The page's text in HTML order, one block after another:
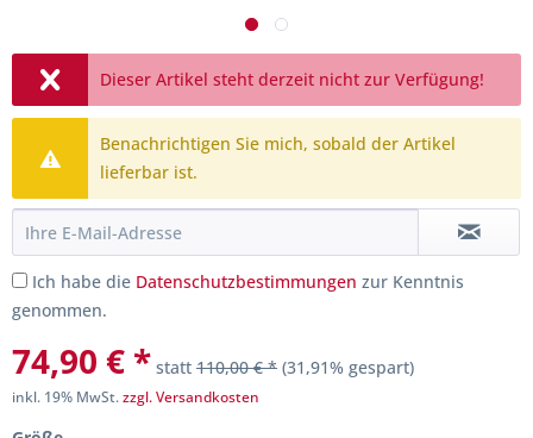
Dieser Artikel steht derzeit nicht zur Verfügung!
Benachrichtigen Sie mich, sobald der Artikel
lieferbar ist.
Ich habe die Datenschutzbestimmungen zur Kenntnis
genommen.
74,90 € * statt 110,00 € * (31,91% gespart)
inkl. 19% MwSt.zzgl. Versandkosten